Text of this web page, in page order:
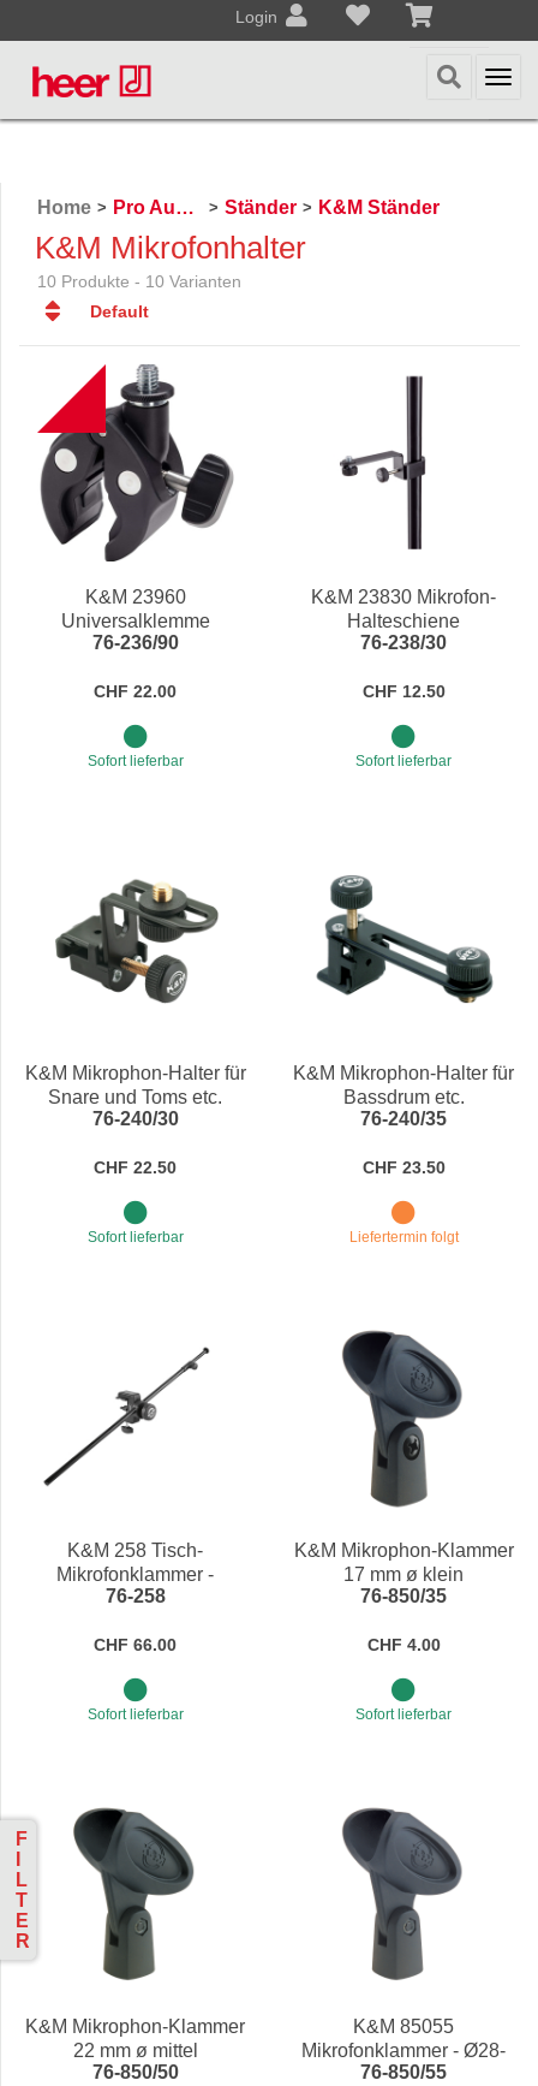
Login
F
L
T
E
R
Home > Pro Audio, Mics, Stands > Ständer > K&M Ständer
K&M Mikrofonhalter
10 Produkte - 10 Varianten
Default
Default
Datum
Datum
Name
Name
Preis
Preis
K&M 23960
Universalklemme
76-236/90
CHF 22.00
Sofort lieferbar
K&M 23830 Mikrofon-
Halteschiene
76-238/30
CHF 12.50
Sofort lieferbar
K&M Mikrophon-Halter für
Snare und Toms etc.
76-240/30
CHF 22.50
Sofort lieferbar
K&M Mikrophon-Halter für
Bassdrum etc.
76-240/35
CHF 23.50
Liefertermin folgt
K&M 258 Tisch-
Mikrofonklammer -
teleskopierbarer Mikrofon-
76-258
CHF 66.00
Sofort lieferbar
K&M Mikrophon-Klammer
17 mm ø klein
76-850/35
CHF 4.00
Sofort lieferbar
K&M Mikrophon-Klammer
22 mm ø mittel
76-850/50
K&M 85055
Mikrofonklammer - Ø28-
34mm (SM58)
76-850/55